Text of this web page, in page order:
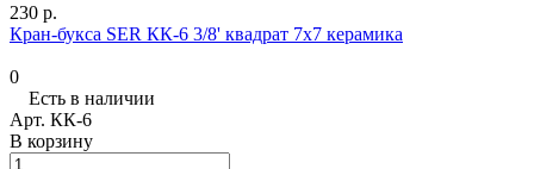
230 р.
Кран-букса SER КК-6 3/8' квадрат 7х7 керамика
0
Есть в наличии
Арт. КК-6
В корзину